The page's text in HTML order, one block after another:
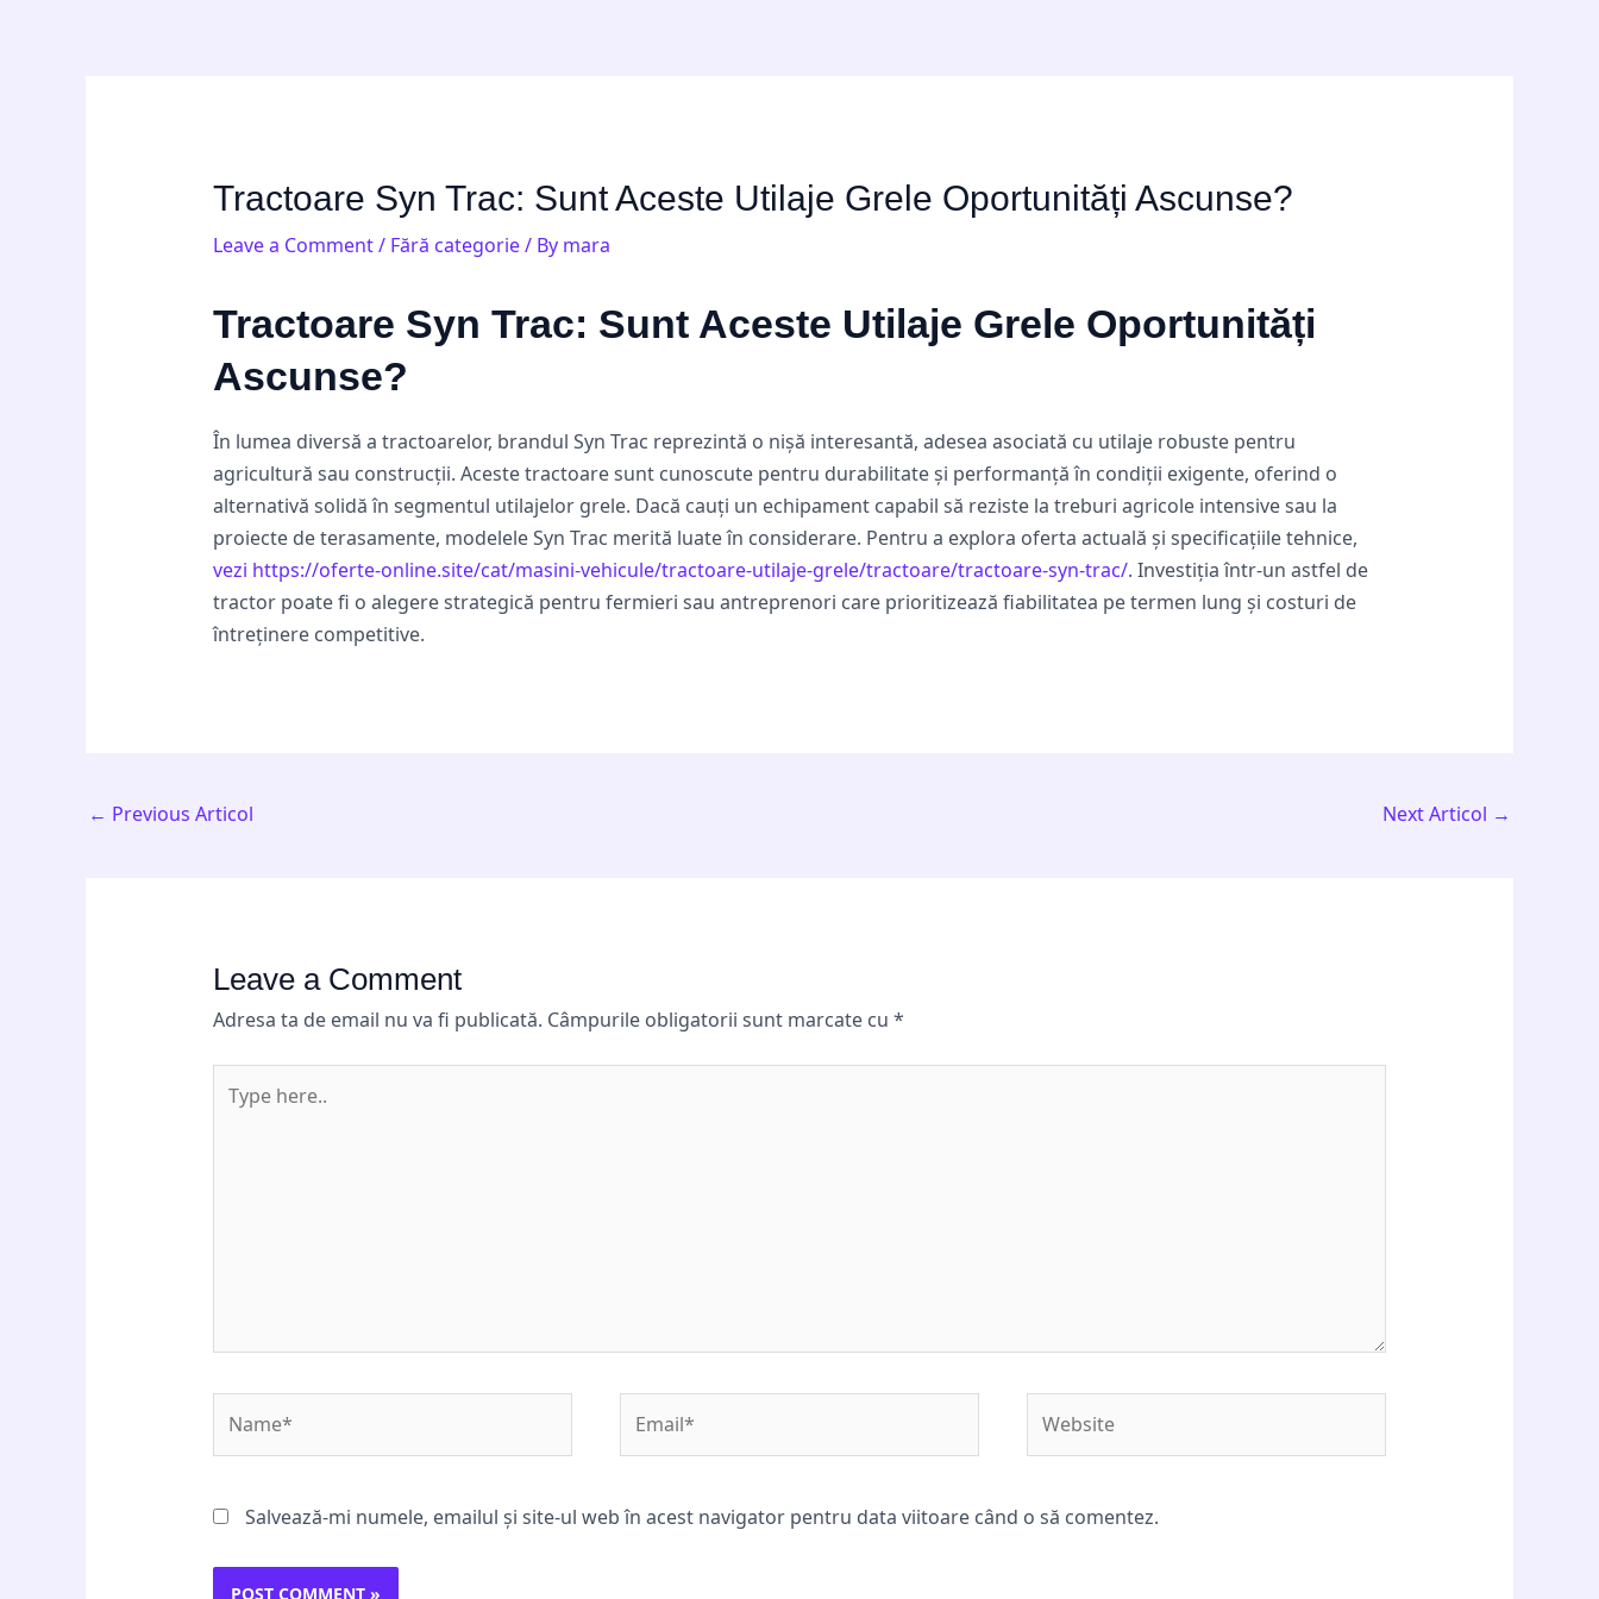
Tractoare Syn Trac: Sunt Aceste Utilaje Grele Oportunități Ascunse?
Leave a Comment/ Fără categorie/ By mara
Tractoare Syn Trac: Sunt Aceste Utilaje Grele Oportunități
Ascunse?
În lumea diversă a tractoarelor, brandul Syn Trac reprezintă o nișă interesantă, adesea asociată cu utilaje robuste pentru
agricultură sau construcții. Aceste tractoare sunt cunoscute pentru durabilitate și performanță în condiții exigente, oferind o
alternativă solidă în segmentul utilajelor grele. Dacă cauți un echipament capabil să reziste la treburi agricole intensive sau la
proiecte de terasamente, modelele Syn Trac merită luate în considerare. Pentru a explora oferta actuală și specificațiile tehnice,
vezi https://oferte-online.site/cat/masini-vehicule/tractoare-utilaje-grele/tractoare/tractoare-syn-trac/. Investiția într-un astfel de
tractor poate fi o alegere strategică pentru fermieri sau antreprenori care prioritizează fiabilitatea pe termen lung și costuri de
întreținere competitive.
← Previous Articol Next Articol →
Leave a Comment
Adresa ta de email nu va fi publicată. Câmpurile obligatorii sunt marcate cu *
here..
Salvează-mi numele, emailul și site-ul web în acest navigator pentru data viitoare când o să comentez.